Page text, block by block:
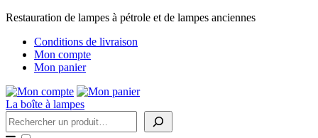
Restauration de lampes à pétrole et de lampes anciennes
Conditions de livraison
Mon compte
Mon panier
La boîte à lampes
Rechercher